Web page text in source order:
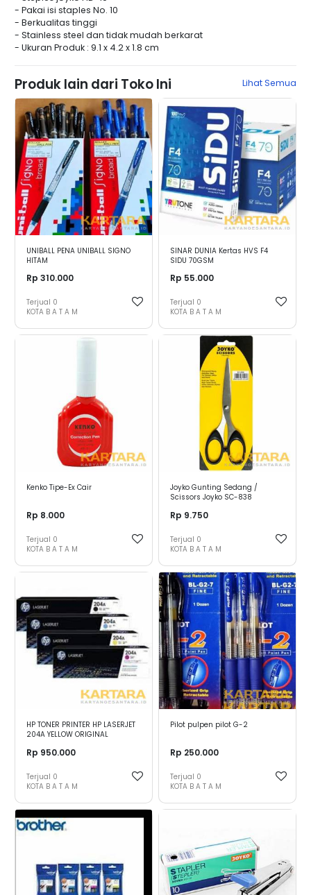
- Pakai isi staples No. 10
- Berkualitas tinggi
- Stainless steel dan tidak mudah berkarat
- Ukuran Produk : 9.1 x 4.2 x 1.8 cm
Produk lain dari Toko Ini Lihat Semua
UNIBALL PENA UNIBALL SIGNO
HITAM
Rp 310.000
Terjual 0
KOTA B A T A M
SINAR DUNIA Kertas HVS F4
SIDU 70GSM
Rp 55.000
Terjual 0
KOTA B A T A M
Kenko Tipe-Ex Cair
Rp 8.000
Terjual 0
KOTA B A T A M
Joyko Gunting Sedang /
Scissors Joyko SC-838
Rp 9.750
Terjual 0
KOTA B A T A M
HP TONER PRINTER HP LASERJET
204A YELLOW ORIGINAL
Rp 950.000
Terjual 0
KOTA B A T A M
Pilot pulpen pilot G-2
Rp 250.000
Terjual 0
KOTA B A T A M